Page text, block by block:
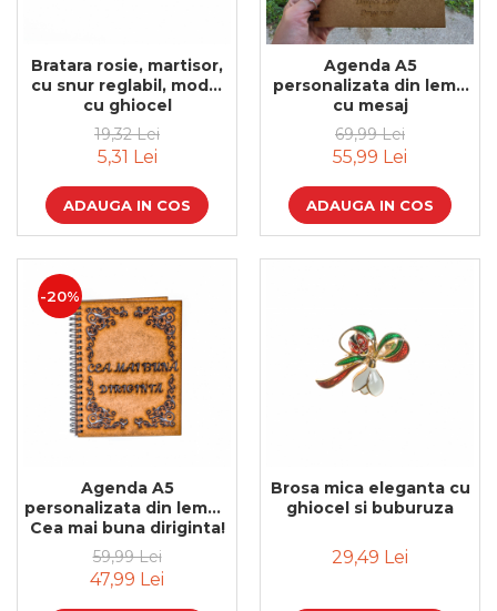
Tablouri personalizate
IQ Puzzle
Diplome si Plachete
Felicitari din lemn
Felicitari pentru cei dragi
Felicitari cu model
Rame foto din lemn
Camion din lemn
Aromaterapie
Papioane din lemn
Decoratiuni pentru casa
Cadouri de Paste
Produse personalizate pentru
nunti si botezuri
Bratara rosie, martisor,
cu snur reglabil, model
cu ghiocel
19,32 Lei
5,31 Lei
ADAUGA IN COS
Agenda A5
personalizata din lemn
cu mesaj
69,99 Lei
55,99 Lei
ADAUGA IN COS
-20%
Agenda A5
personalizata din lemn -
Cea mai buna diriginta!
59,99 Lei
47,99 Lei
Brosa mica eleganta cu
ghiocel si buburuza
29,49 Lei